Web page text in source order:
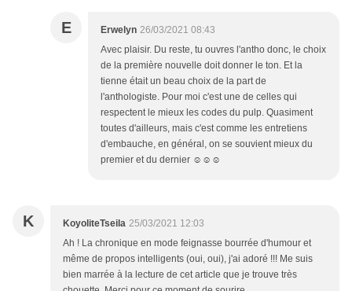
E Erwelyn 26/03/2021 08:43
Avec plaisir. Du reste, tu ouvres l'antho donc, le choix
de la première nouvelle doit donner le ton. Et la
tienne était un beau choix de la part de
l'anthologiste. Pour moi c'est une de celles qui
respectent le mieux les codes du pulp. Quasiment
toutes d'ailleurs, mais c'est comme les entretiens
d'embauche, en général, on se souvient mieux du
premier et du dernier ☺☺☺
K KoyoliteTseila 25/03/2021 12:03
Ah ! La chronique en mode feignasse bourrée d'humour et
même de propos intelligents (oui, oui), j'ai adoré !!! Me suis
bien marrée à la lecture de cet article que je trouve très